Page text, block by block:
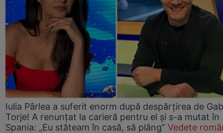
Iulia Pârlea a suferit enorm după despărțirea de
Torje! A renunțat la carieră pentru el și s-a mutat în
Spania: „Eu stăteam în casă, să plâng” Vedete